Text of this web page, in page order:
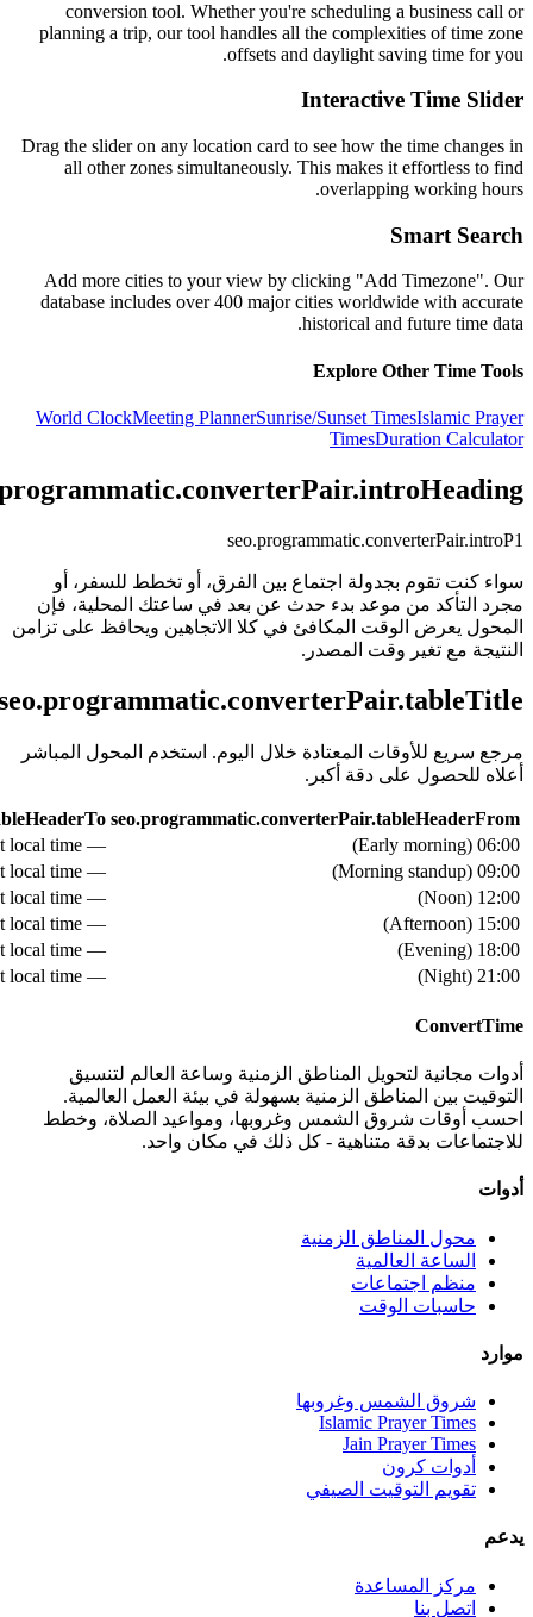
conversion tool. Whether you're scheduling a business call or
planning a trip, our tool handles all the complexities of time zone
offsets and daylight saving time for you.
Interactive Time Slider
Drag the slider on any location card to see how the time changes in
all other zones simultaneously. This makes it effortless to find
overlapping working hours.
Smart Search
Add more cities to your view by clicking "Add Timezone". Our
database includes over 400 major cities worldwide with accurate
historical and future time data.
Explore Other Time Tools
World ClockMeeting PlannerSunrise/Sunset TimesIslamic Prayer
TimesDuration Calculator
seo.programmatic.converterPair.introP1
سواء كنت تقوم بجدولة اجتماع بين الفرق، أو تخطط للسفر، أو
مجرد التأكد من موعد بدء حدث عن بعد في ساعتك المحلية، فإن
المحول يعرض الوقت المكافئ في كلا الاتجاهين ويحافظ على تزامن
النتيجة مع تغير وقت المصدر.
مرجع سريع للأوقات المعتادة خلال اليوم. استخدم المحول المباشر
أعلاه للحصول على دقة أكبر.
seo.programmatic.converterPair.tableHeaderFrom
06:00
(
Early morning
)
— see live converter above for exact local time
09:00
(
Morning standup
)
— see live converter above for exact local time
12:00
(
Noon
)
— see live converter above for exact local time
15:00
(
Afternoon
)
— see live converter above for exact local time
18:00
(
Evening
)
— see live converter above for exact local time
21:00
(
Night
)
— see live converter above for exact local time
ConvertTime
أدوات مجانية لتحويل المناطق الزمنية وساعة العالم لتنسيق
التوقيت بين المناطق الزمنية بسهولة في بيئة العمل العالمية.
احسب أوقات شروق الشمس وغروبها، ومواعيد الصلاة، وخطط
للاجتماعات بدقة متناهية - كل ذلك في مكان واحد.
أدوات
محول المناطق الزمنية
الساعة العالمية
منظم اجتماعات
حاسبات الوقت
موارد
شروق الشمس وغروبها
Islamic Prayer Times
Jain Prayer Times
أدوات كرون
تقويم التوقيت الصيفي
يدعم
مركز المساعدة
اتصل بنا